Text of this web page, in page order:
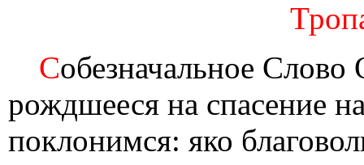
Собезначальное
рождшееся на спасение
поклонимся: яко